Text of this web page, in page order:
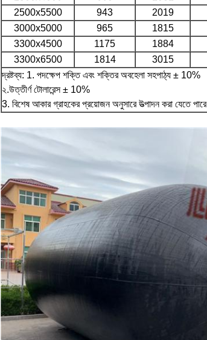
2500x5500
943 2019
3000x5000
965 1815
3300x4500
1175 1884
3300x6500
1814 3015
দ্রষ্টব্য: 1. পদক্ষেপ শক্তি এবং শক্তির অবহেলা সহপাঠ্য ± 10%
২.উত্তীর্ণ টোলারেন্স ± 10%
3. বিশেষ আকার গ্রাহকের প্রয়োজন অনুসারে উত্পাদন করা যেতে পারে